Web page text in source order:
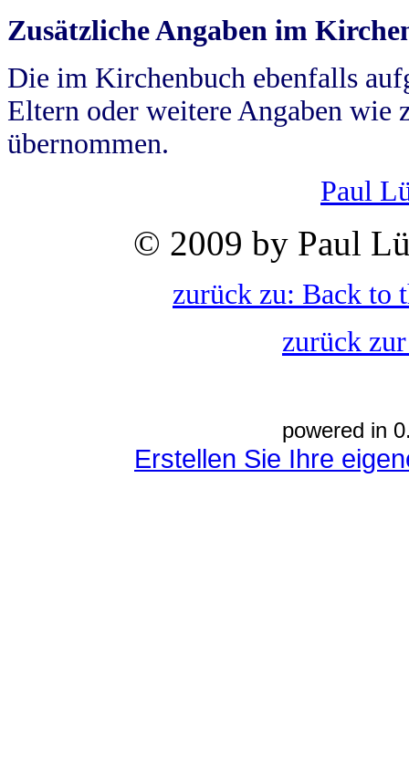
Zusätzliche Angaben im
Die im Kirchenbuch ebenfalls
Eltern oder weitere Angaben wie
übernommen.
Paul
© 2009 by Paul
zurück zu: Back to
zurück
powered in
Erstellen Sie Ihre